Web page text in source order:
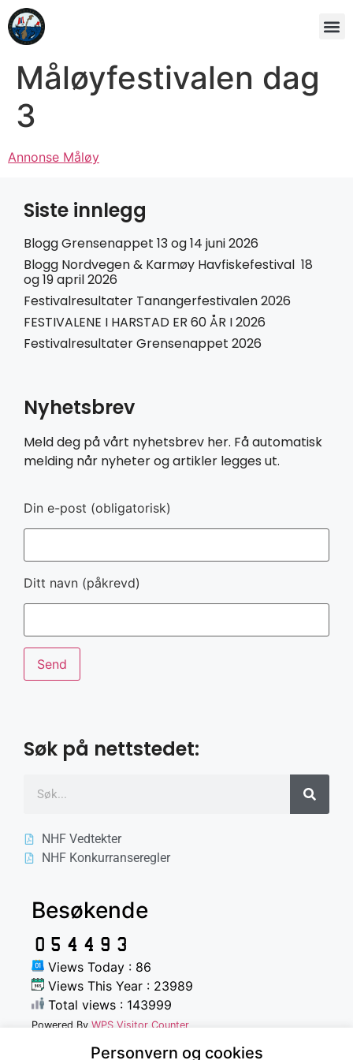
Måløyfestivalen dag
3
Annonse Måløy
Siste innlegg
Blogg Grensenappet 13 og 14 juni 2026
Blogg Nordvegen & Karmøy Havfiskefestival 18
og 19 april 2026
Festivalresultater Tanangerfestivalen 2026
FESTIVALENE I HARSTAD ER 60 ÅR I 2026
Festivalresultater Grensenappet 2026
Nyhetsbrev
Meld deg på vårt nyhetsbrev her. Få automatisk
melding når nyheter og artikler legges ut.
Din e-post (obligatorisk)
Ditt navn (påkrevd)
Søk på nettstedet:
NHF Vedtekter
NHF Konkurranseregler
Besøkende
Views Today : 86
Views This Year : 23989
Total views : 143999
Powered By WPS Visitor Counter
Personvern og cookies